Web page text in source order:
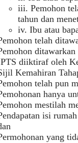
iii. Pemohon
tahun dan
iv. Ibu atau
telah
diiktiraf oleh
Kemahiran
telah pun
hanya
mestilah
isi
yang